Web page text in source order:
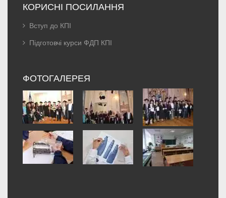
КОРИСНІ ПОСИЛАННЯ
Вступ до КПІ
Підготовчі курси ФДП КПІ
ФОТОГАЛЕРЕЯ